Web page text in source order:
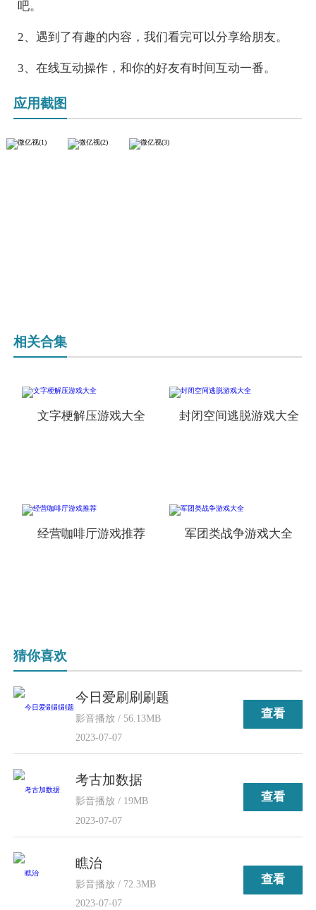
吧。
2、遇到了有趣的内容，我们看完可以分享给朋友。
3、在线互动操作，和你的好友有时间互动一番。
应用截图
相关合集
文字梗解压游戏大全 封闭空间逃脱游戏大全
经营咖啡厅游戏推荐 军团类战争游戏大全
猜你喜欢
今日爱刷刷刷题
影音播放 / 56.13MB
2023-07-07
查看
考古加数据
影音播放 / 19MB
2023-07-07
查看
瞧治
影音播放 / 72.3MB
2023-07-07
查看